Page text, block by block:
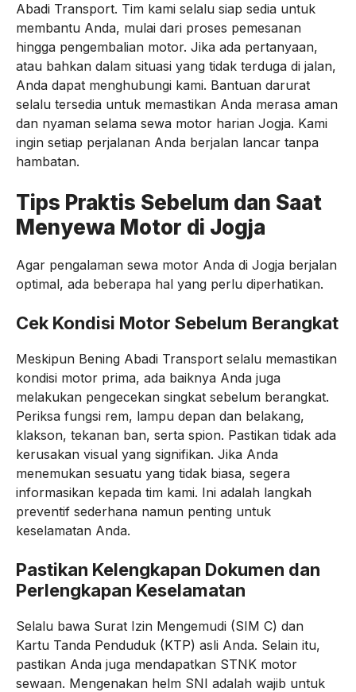
Abadi Transport. Tim kami selalu siap sedia untuk
membantu Anda, mulai dari proses pemesanan
hingga pengembalian motor. Jika ada pertanyaan,
atau bahkan dalam situasi yang tidak terduga di jalan,
Anda dapat menghubungi kami. Bantuan darurat
selalu tersedia untuk memastikan Anda merasa aman
dan nyaman selama sewa motor harian Jogja. Kami
ingin setiap perjalanan Anda berjalan lancar tanpa
hambatan.
Tips Praktis Sebelum dan Saat
Menyewa Motor di Jogja
Agar pengalaman sewa motor Anda di Jogja berjalan
optimal, ada beberapa hal yang perlu diperhatikan.
Cek Kondisi Motor Sebelum Berangkat
Meskipun Bening Abadi Transport selalu memastikan
kondisi motor prima, ada baiknya Anda juga
melakukan pengecekan singkat sebelum berangkat.
Periksa fungsi rem, lampu depan dan belakang,
klakson, tekanan ban, serta spion. Pastikan tidak ada
kerusakan visual yang signifikan. Jika Anda
menemukan sesuatu yang tidak biasa, segera
informasikan kepada tim kami. Ini adalah langkah
preventif sederhana namun penting untuk
keselamatan Anda.
Pastikan Kelengkapan Dokumen dan
Perlengkapan Keselamatan
Selalu bawa Surat Izin Mengemudi (SIM C) dan
Kartu Tanda Penduduk (KTP) asli Anda. Selain itu,
pastikan Anda juga mendapatkan STNK motor
sewaan. Mengenakan helm SNI adalah wajib untuk